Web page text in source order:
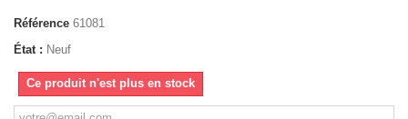
Référence 61081
État : Neuf
Ce produit n'est plus en stock